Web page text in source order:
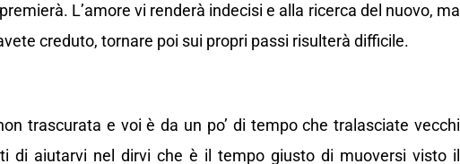
L’amore vi renderà indecisi e alla ricerca del nuovo, ma
creduto, tornare poi sui propri passi risulterà difficile.
trascurata e voi è da un po’ di tempo che tralasciate vecchi
di aiutarvi nel dirvi che è il tempo giusto di muoversi visto il